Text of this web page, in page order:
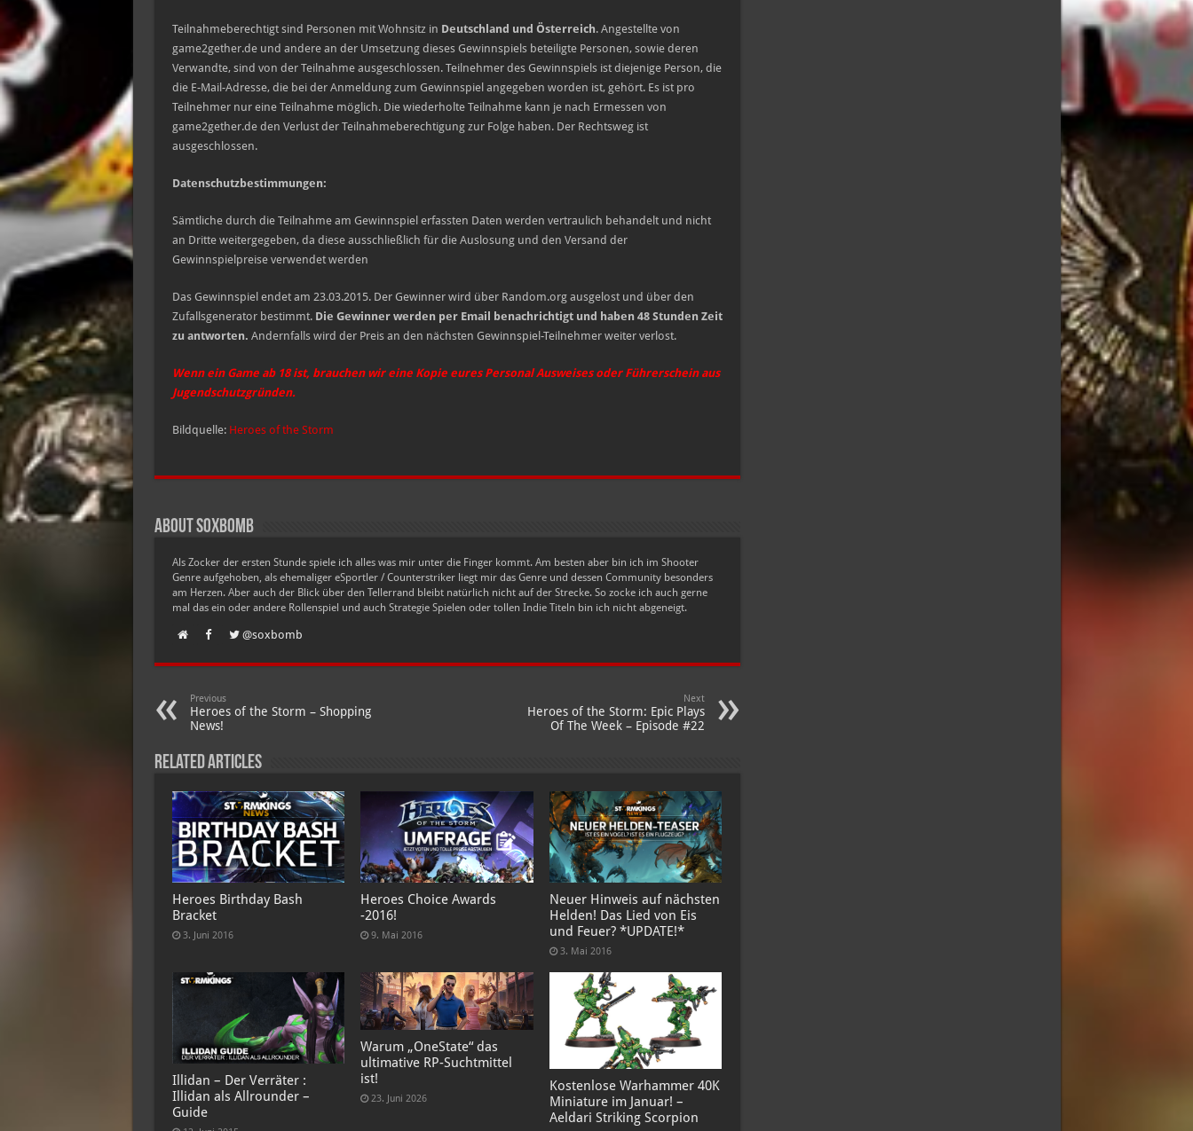
Teilnahmeberechtigt sind Personen mit Wohnsitz in Deutschland und Österreich. Angestellte von
game2gether.de und andere an der Umsetzung dieses Gewinnspiels beteiligte Personen, sowie deren
Verwandte, sind von der Teilnahme ausgeschlossen. Teilnehmer des Gewinnspiels ist diejenige Person, die
die E-Mail-Adresse, die bei der Anmeldung zum Gewinnspiel angegeben worden ist, gehört. Es ist pro
Teilnehmer nur eine Teilnahme möglich. Die wiederholte Teilnahme kann je nach Ermessen von
game2gether.de den Verlust der Teilnahmeberechtigung zur Folge haben. Der Rechtsweg ist
ausgeschlossen.
Datenschutzbestimmungen:
Sämtliche durch die Teilnahme am Gewinnspiel erfassten Daten werden vertraulich behandelt und nicht
an Dritte weitergegeben, da diese ausschließlich für die Auslosung und den Versand der
Gewinnspielpreise verwendet werden
Das Gewinnspiel endet am 23.03.2015. Der Gewinner wird über Random.org ausgelost und über den
Zufallsgenerator bestimmt. Die Gewinner werden per Email benachrichtigt und haben 48 Stunden Zeit
zu antworten. Andernfalls wird der Preis an den nächsten Gewinnspiel-Teilnehmer weiter verlost.
Wenn ein Game ab 18 ist, brauchen wir eine Kopie eures Personal Ausweises oder Führerschein aus
Jugendschutzgründen.
Bildquelle: Heroes of the Storm
About soxbomb
Als Zocker der ersten Stunde spiele ich alles was mir unter die Finger kommt. Am besten aber bin ich im Shooter
Genre aufgehoben, als ehemaliger eSportler / Counterstriker liegt mir das Genre und dessen Community besonders
am Herzen. Aber auch der Blick über den Tellerrand bleibt natürlich nicht auf der Strecke. So zocke ich auch gerne
mal das ein oder andere Rollenspiel und auch Strategie Spielen oder tollen Indie Titeln bin ich nicht abgeneigt.
@soxbomb
Previous
Heroes of the Storm – Shopping
News!
Next
Heroes of the Storm: Epic Plays
Of The Week – Episode #22
Related Articles
Heroes Birthday Bash
Bracket
3. Juni 2016
Heroes Choice Awards
-2016!
9. Mai 2016
Neuer Hinweis auf nächsten
Helden! Das Lied von Eis
und Feuer? *UPDATE!*
3. Mai 2016
Illidan – Der Verräter :
Illidan als Allrounder –
Guide
Warum „OneState“ das
ultimative RP-Suchtmittel
ist!
23. Juni 2026
Kostenlose Warhammer 40K
Miniature im Januar! –
Aeldari Striking Scorpion